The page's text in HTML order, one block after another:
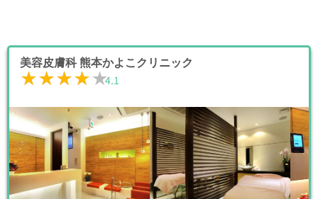
美容皮膚科 熊本かよこクリニック
★★★★★
★★★★★4.1